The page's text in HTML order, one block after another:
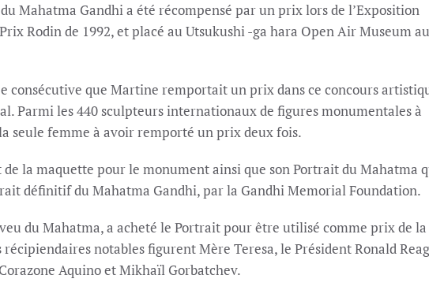
Mahatma Gandhi a été récompensé par un prix lors de l’Exposition
Rodin de 1992, et placé au Utsukushi -ga hara Open Air Museum au
consécutive que Martine remportait un prix dans ce concours
Parmi les 440 sculpteurs internationaux de figures monumentales à
seule femme à avoir remporté un prix deux fois.
de la maquette pour le monument ainsi que son Portrait du Mahatma
définitif du Mahatma Gandhi, par la Gandhi Memorial Foundation.
du Mahatma, a acheté le Portrait pour être utilisé comme prix de
récipiendaires notables figurent Mère Teresa, le Président Ronald
Aquino et Mikhaïl Gorbatchev.